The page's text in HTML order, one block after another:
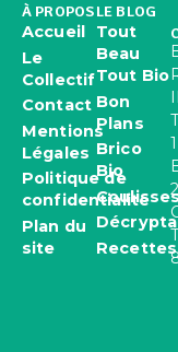
À PROPOS
Accueil
Le
Collectif
Contact
Mentions
Légales
Politique de
confidentialité
Plan du
site
LE BLOG
Tout
Beau
Tout Bio
Bon
Plans
Brico
Bio
Recettes